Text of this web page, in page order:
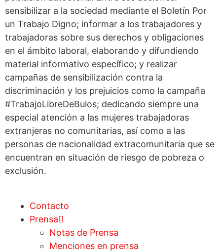
sensibilizar a la sociedad mediante el Boletín Por
un Trabajo Digno; informar a los trabajadores y
trabajadoras sobre sus derechos y obligaciones
en el ámbito laboral, elaborando y difundiendo
material informativo específico; y realizar
campañas de sensibilización contra la
discriminación y los prejuicios como la campaña
#TrabajoLibreDeBulos; dedicando siempre una
especial atención a las mujeres trabajadoras
extranjeras no comunitarias, así como a las
personas de nacionalidad extracomunitaria que se
encuentran en situación de riesgo de pobreza o
exclusión.
Contacto
Prensa
Notas de Prensa
Menciones en prensa